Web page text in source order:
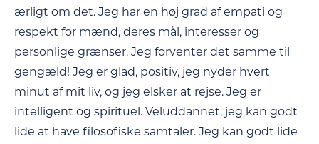
ærligt om det. Jeg har en høj grad af empati og
respekt for mænd, deres mål, interesser og
personlige grænser. Jeg forventer det samme til
gengæld! Jeg er glad, positiv, jeg nyder hvert
minut af mit liv, og jeg elsker at rejse. Jeg er
intelligent og spirituel. Veluddannet, jeg kan godt
lide at have filosofiske samtaler. Jeg kan godt lide